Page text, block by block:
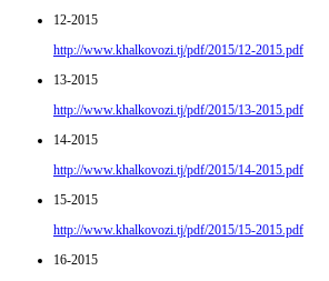
12-2015
http://www.khalkovozi.tj/pdf/2015/12-2015.pdf
13-2015
http://www.khalkovozi.tj/pdf/2015/13-2015.pdf
14-2015
http://www.khalkovozi.tj/pdf/2015/14-2015.pdf
15-2015
http://www.khalkovozi.tj/pdf/2015/15-2015.pdf
16-2015